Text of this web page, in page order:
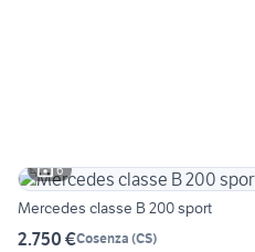
6
Mercedes classe B 200 sport
2.750 €Cosenza (CS)